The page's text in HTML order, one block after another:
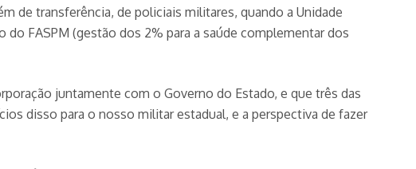
de transferência, de policiais militares, quando a Unidade
FASPM (gestão dos 2% para a saúde complementar dos
juntamente com o Governo do Estado, e que três das
disso para o nosso militar estadual, e a perspectiva de fazer